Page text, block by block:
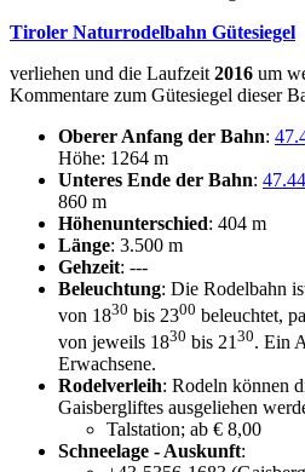
Tiroler Naturrodelbahn Gütesiegel
verliehen und die Laufzeit 2016 um
Kommentare zum Gütesiegel dieser
Oberer Anfang der Bahn:
Höhe: 1264 m
Unteres Ende der Bahn:
860 m
Höhenunterschied: 404 m
Länge: 3.500 m
Gehzeit: ---
Beleuchtung: Die Rodelbahn
von 1830 bis 2300 beleuchtet,
von jeweils 1830 bis 21 30. Ein
Erwachsene.
Rodelverleih: Rodeln können
Gaisbergliftes ausgeliehen
Talstation; ab € 8,00
Schneelage - Auskunft: